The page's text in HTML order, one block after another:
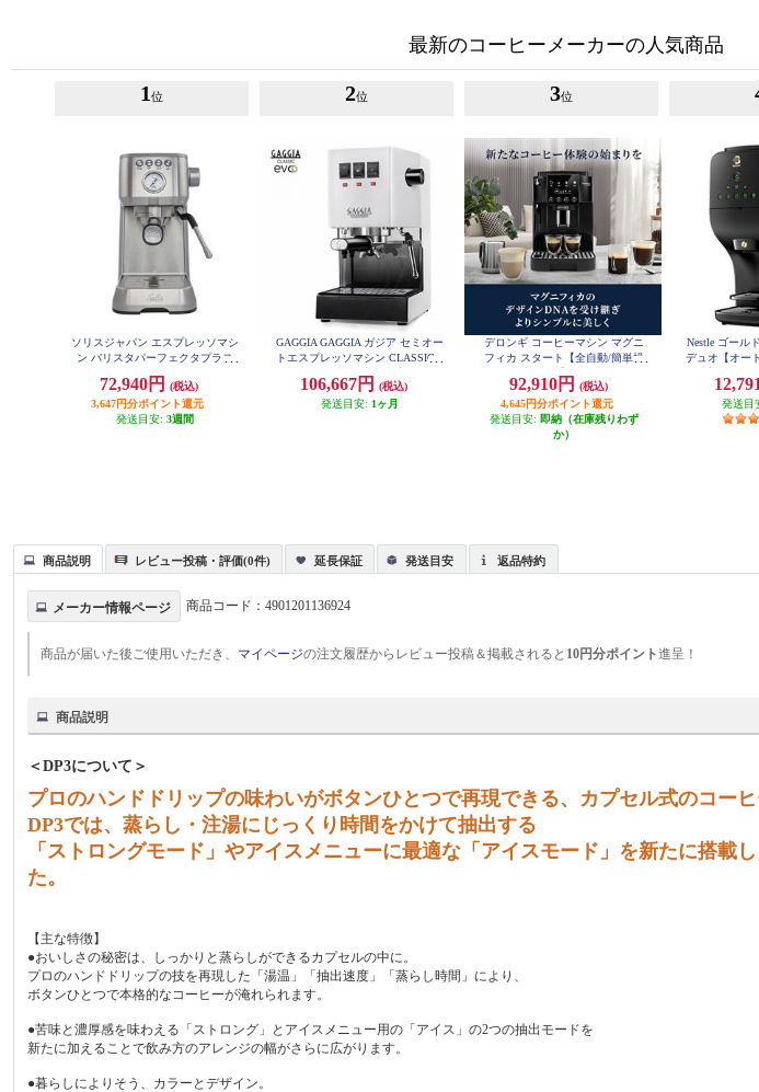
最新のコーヒーメーカーの人気商品
1 位
ソリスジャパン エスプレッソマシ
ン バリスタパーフェクタプラス
72,940円
(税込)
3,647円分ポイント還元
発送目安: 3週間
2位
GAGGIA GAGGIA ガジア セミオー
トエスプレッソマシン CLASSIC e
イト SIN035R-WH
106,667円
(税込)
発送目安: 1ヶ月
3位
デロンギ コーヒーマシン マグニ
フィカ スタート【全自動/簡単操
92,910円
(税込)
4,645円分ポイント還元
発送目安: 即納（在庫残りわず
か）
Nestle ゴール
デュオ【オー
発送目
商品説明 レビュー投稿・評価(0件) 延長保証 発送目安 返品特約
メーカー情報ページ 商品コード：4901201136924
商品が届いた後ご使用いただき、 マイページの注文履歴からレビュー投稿＆掲載されると 10円分ポイント進呈！
商品説明
＜DP3について＞
プロのハンドドリップの味わいがボタンひとつで再現できる、カプセル式のコーヒ
DP3では、蒸らし・注湯にじっくり時間をかけて抽出する
「ストロングモード」やアイスメニューに最適な「アイスモード」を新たに搭載
た。
【主な特徴】
●おいしさの秘密は、しっかりと蒸らしができるカプセルの中に。
プロのハンドドリップの技を再現した「湯温」「抽出速度」「蒸らし時間」により、
ボタンひとつで本格的なコーヒーが淹れられます。
●苦味と濃厚感を味わえる「ストロング」とアイスメニュー用の「アイス」の2つの抽出モードを
新たに加えることで飲み方のアレンジの幅がさらに広がります。
●暮らしによりそう、カラーとデザイン。